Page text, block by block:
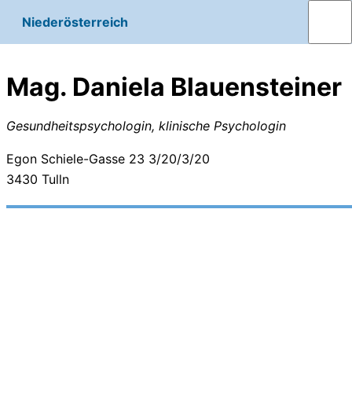
Niederösterreich
Mag. Daniela Blauensteiner
Gesundheitspsychologin, klinische Psychologin
Egon Schiele-Gasse 23 3/20/3/20
3430 Tulln